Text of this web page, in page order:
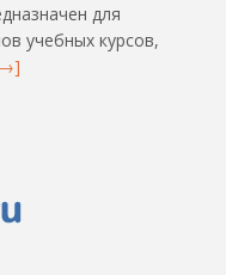
для
учебных курсов,